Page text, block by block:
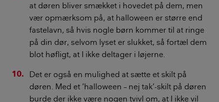
at døren bliver smækket i hovedet på dem, men
vær opmærksom på, at halloween er større end
fastelavn, så hvis nogle børn kommer til at ringe
på din dør, selvom lyset er slukket, så fortæl dem
blot høfligt, at I ikke deltager i løjerne.
Det er også en mulighed at sætte et skilt på
døren. Med et ’halloween – nej tak’-skilt på døren
burde der ikke være nogen tvivl om, at I ikke vil